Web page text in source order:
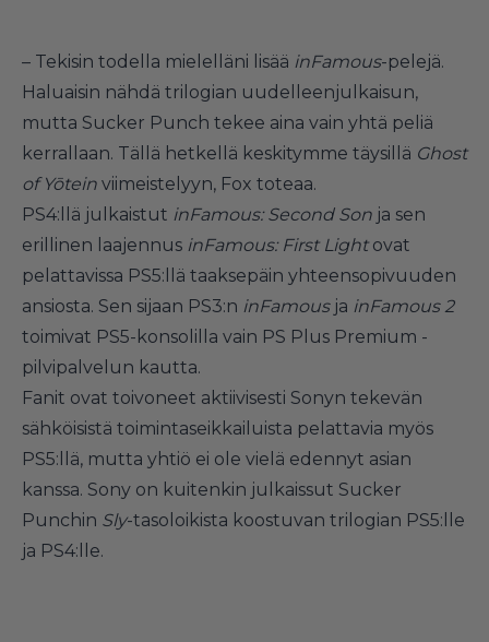
– Tekisin todella mielelläni lisää inFamous-pelejä.
Haluaisin nähdä trilogian uudelleenjulkaisun,
mutta Sucker Punch tekee aina vain yhtä peliä
kerrallaan. Tällä hetkellä keskitymme täysillä Ghost
of Yōtein viimeistelyyn, Fox toteaa.
PS4:llä julkaistut inFamous: Second Son ja sen
erillinen laajennus inFamous: First Lightovat
pelattavissa PS5:llä taaksepäin yhteensopivuuden
ansiosta. Sen sijaan PS3:n inFamous ja inFamous 2
toimivat PS5-konsolilla vain PS Plus Premium -
pilvipalvelun kautta.
Fanit ovat toivoneet aktiivisesti Sonyn tekevän
sähköisistä toimintaseikkailuista pelattavia myös
PS5:llä, mutta yhtiö ei ole vielä edennyt asian
kanssa. Sony on kuitenkin julkaissut Sucker
Punchin Sly-tasoloikista koostuvan trilogian PS5:lle
ja PS4:lle.